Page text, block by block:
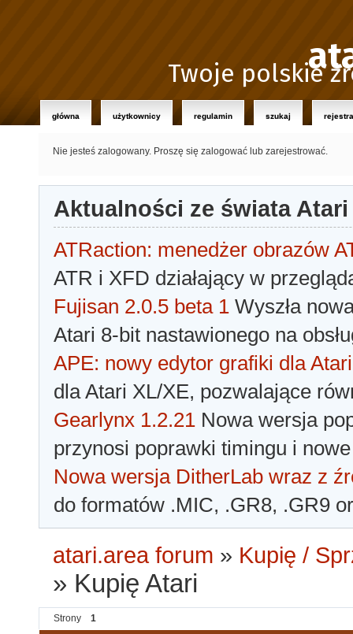
Twoje polskie
główna użytkownicy regulamin szukaj
Nie jesteś zalogowany. Proszę się zalogować lub zarejestrować.
Aktualności ze świata Atari
ATRaction: menedżer obrazów
ATR i XFD działający w
Fujisan 2.0.5 beta 1 Wyszła
Atari 8-bit nastawionego na
APE: nowy edytor grafiki dla Atari
dla Atari XL/XE, pozwalające
Gearlynx 1.2.21 Nowa wersja
przynosi poprawki timingu i
Nowa wersja DitherLab wraz z
do formatów .MIC, .GR8, .GR9
atari.area forum » Kupię /
» Kupię Atari
Strony 1